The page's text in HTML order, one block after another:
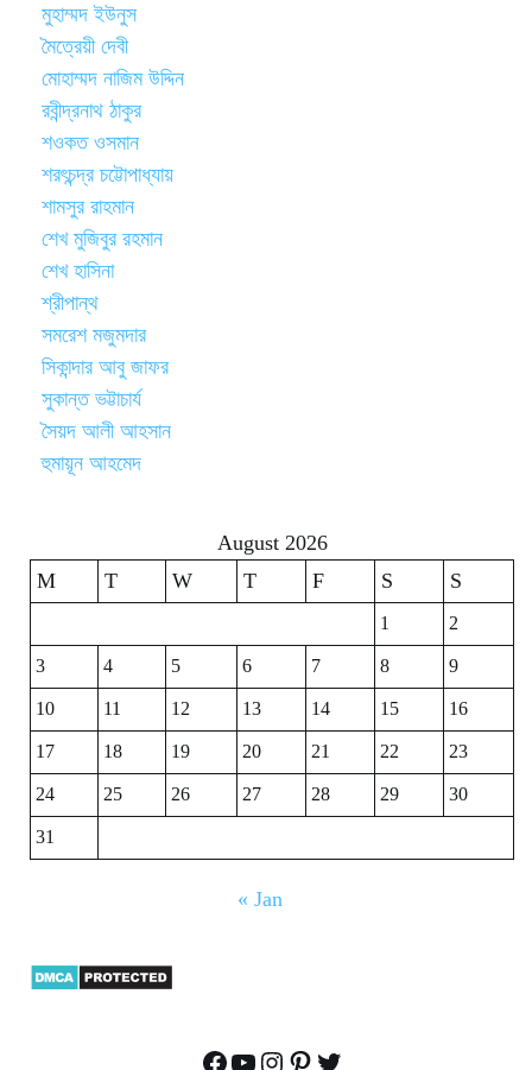
মুহাম্মদ ইউনুস
মৈত্রেয়ী দেবী
মোহাম্মদ নাজিম উদ্দিন
রবীন্দ্রনাথ ঠাকুর
শওকত ওসমান
শরৎচন্দ্র চট্টোপাধ্যায়
শামসুর রাহমান
শেখ মুজিবুর রহমান
শেখ হাসিনা
শ্রীপান্থ
সমরেশ মজুমদার
সিকান্দার আবু জাফর
সুকান্ত ভট্টাচার্য
সৈয়দ আলী আহসান
হুমায়ূন আহমেদ
August 2026
M
T W T F S S
1
2
3
4 5 6 7 8
9
10
11 12 13 14 15
16
17
18 19 20 21 22
23
24
25 26 27 28 29
30
31
« Jan